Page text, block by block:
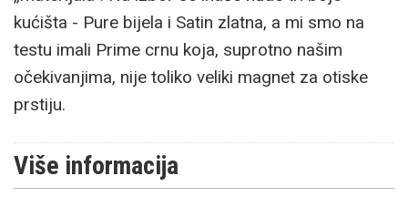
kućišta - Pure bijela i Satin zlatna, a mi smo na
testu imali Prime crnu koja, suprotno našim
očekivanjima, nije toliko veliki magnet za otiske
prstiju.
Više informacija